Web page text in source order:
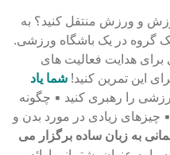
و ورزش منتقل کنید؟ به
گروه در یک باشگاه ورزشی.
برای هدایت فعالیت های
این تمرین کنید! شما یاد
را رهبری کنید ▪ چگونه
چیزهای زیادی در مورد بدن و
به زبان ساده برگزار می